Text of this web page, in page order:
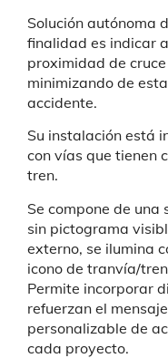
Solución autónoma
finalidad es indicar
proximidad de
minimizando de
accidente.
Su instalación está
con vías que tienen
tren.
Se compone de una
sin pictograma
externo, se ilumina
icono de tranvía/
Permite incorporar
refuerzan el
personalizable de
cada proyecto.